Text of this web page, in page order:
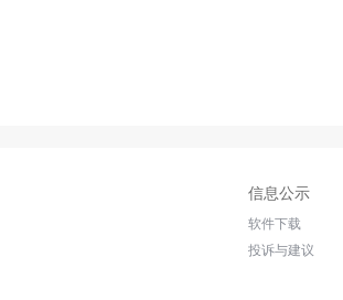
信息公示
软件下载
投诉与建议